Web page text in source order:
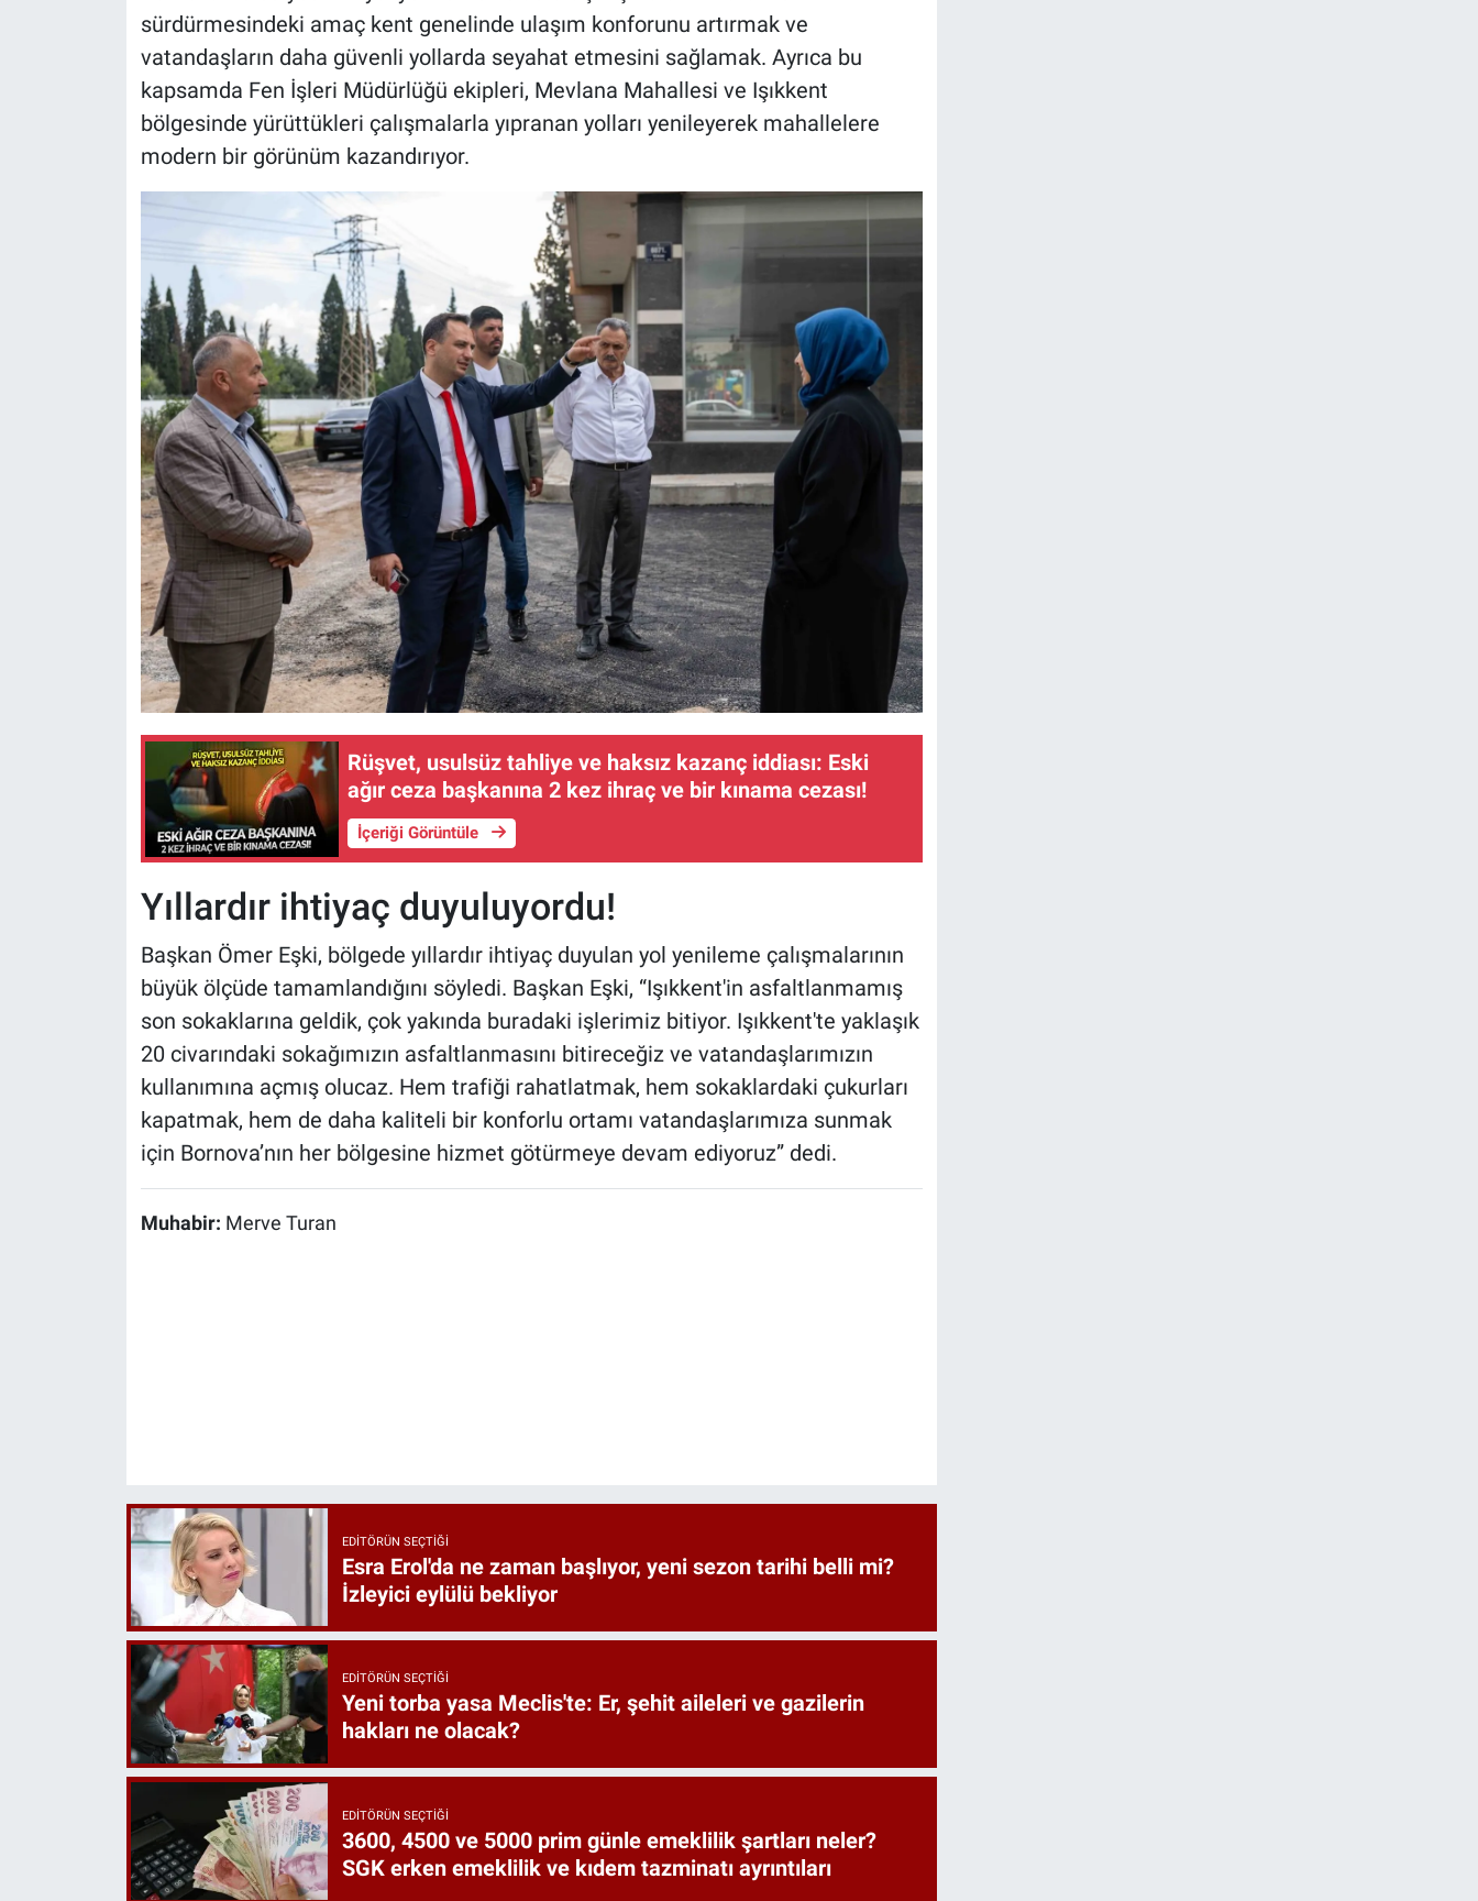
sürdürmesindeki amaç kent genelinde ulaşım konforunu artırmak ve
vatandaşların daha güvenli yollarda seyahat etmesini sağlamak. Ayrıca bu
kapsamda Fen İşleri Müdürlüğü ekipleri, Mevlana Mahallesi ve Işıkkent
bölgesinde yürüttükleri çalışmalarla yıpranan yolları yenileyerek mahallelere
modern bir görünüm kazandırıyor.
Rüşvet, usulsüz tahliye ve haksız kazanç iddiası: Eski
ağır ceza başkanına 2 kez ihraç ve bir kınama cezası!
İçeriği Görüntüle
Yıllardır ihtiyaç duyuluyordu!
Başkan Ömer Eşki, bölgede yıllardır ihtiyaç duyulan yol yenileme çalışmalarının
büyük ölçüde tamamlandığını söyledi. Başkan Eşki, “Işıkkent'in asfaltlanmamış
son sokaklarına geldik, çok yakında buradaki işlerimiz bitiyor. Işıkkent'te yaklaşık
20 civarındaki sokağımızın asfaltlanmasını bitireceğiz ve vatandaşlarımızın
kullanımına açmış olucaz. Hem trafiği rahatlatmak, hem sokaklardaki çukurları
kapatmak, hem de daha kaliteli bir konforlu ortamı vatandaşlarımıza sunmak
için Bornova’nın her bölgesine hizmet götürmeye devam ediyoruz” dedi.
Muhabir: Merve Turan
EDITÖRÜN SEÇTIĞI
Esra Erol'da ne zaman başlıyor, yeni sezon tarihi belli mi?
İzleyici eylülü bekliyor
EDITÖRÜN SEÇTIĞI
Yeni torba yasa Meclis'te: Er, şehit aileleri ve gazilerin
hakları ne olacak?
EDITÖRÜN SEÇTIĞI
3600, 4500 ve 5000 prim günle emeklilik şartları neler?
SGK erken emeklilik ve kıdem tazminatı ayrıntıları